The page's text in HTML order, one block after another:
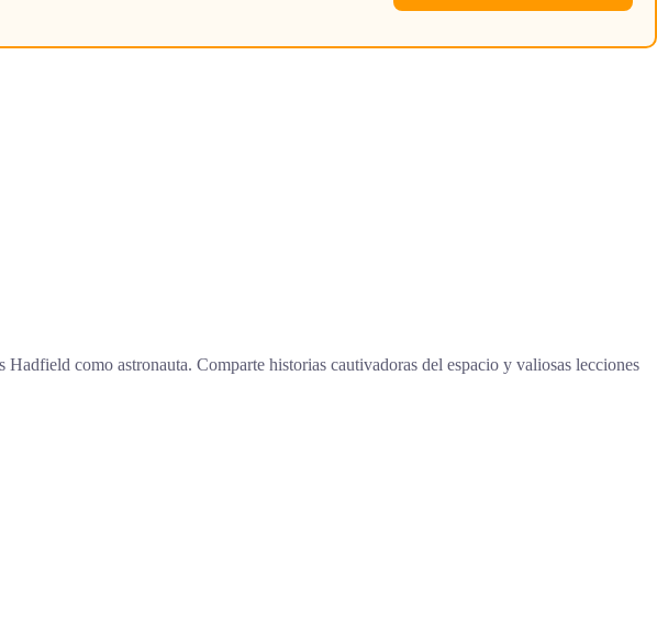
como astronauta. Comparte historias cautivadoras del espacio y valiosas lecciones